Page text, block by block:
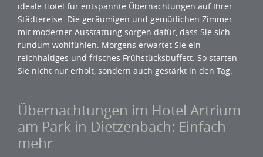
ideale Hotel für entspannte Übernachtungen auf Ihrer
Städtereise. Die geräumigen und gemütlichen Zimmer
mit moderner Ausstattung sorgen dafür, dass Sie sich
rundum wohlfühlen. Morgens erwartet Sie ein
reichhaltiges und frisches Frühstücksbuffett. So starten
Sie nicht nur erholt, sondern auch gestärkt in den Tag.
Übernachtungen im Hotel Artrium
am Park in Dietzenbach: Einfach
mehr